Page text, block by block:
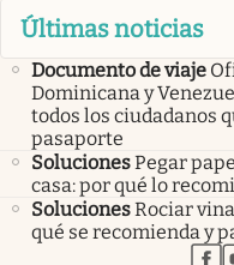
Últimas noticias
Documento de viaje
Dominicana y
todos los ciudadanos
pasaporte
SolucionesPegar
casa: por qué lo
SolucionesRociar
qué se recomienda y